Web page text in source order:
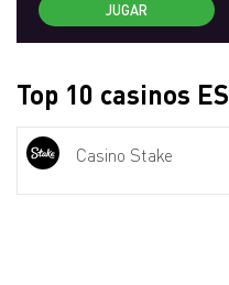
JUGAR
Top 10 casinos ES
Casino Stake